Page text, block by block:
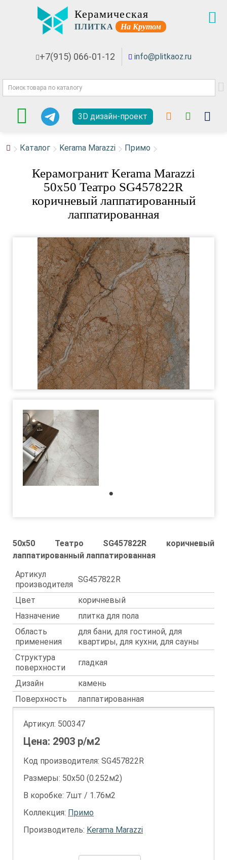
Керамическая
ПЛИТКА На Крутом
+7(915) 066-01-12 info@plitkaoz.ru
3D дизайн-проект
Каталог Kerama Marazzi Примо
Керамогранит Kerama Marazzi
50x50 Театро SG457822R
коричневый лаппатированный
лаппатированная
50x50 Театро SG457822R коричневый
лаппатированный лаппатированная
Артикул
производителя
SG457822R
Цвет
коричневый
Назначение
плитка для пола
Область
применения
для бани, для гостиной, для
квартиры, для кухни, для сауны
Структура
поверхности
гладкая
Дизайн
камень
Поверхность
лаппатированная
Артикул: 500347
Цена: 2903 р/м2
Код производителя: SG457822R
Размеры: 50х50 (0.252м2)
В коробке: 7шт / 1.76м2
Коллекция: Примо
Производитель: Kerama Marazzi